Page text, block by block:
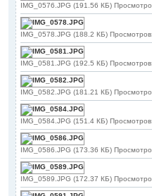
IMG_0576.JPG (191.56 КБ)
IMG_0578.JPG (188.2 КБ)
IMG_0581.JPG (192.5 КБ)
IMG_0582.JPG (181.21 КБ)
IMG_0584.JPG (151.4 КБ)
IMG_0586.JPG (173.36 КБ)
IMG_0589.JPG (172.37 КБ)